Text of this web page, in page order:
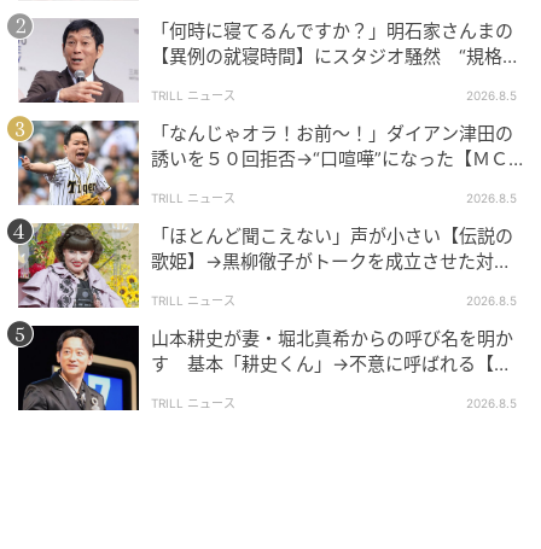
「何時に寝てるんですか？」明石家さんまの
【異例の就寝時間】にスタジオ騒然 “規格外
TRILL ニュース 2026.8.5
「なんじゃオラ！お前～！」ダイアン津田の
誘いを５０回拒否→“口喧嘩”になった【ＭＣ
TRILL ニュース 2026.8.5
「ほとんど聞こえない」声が小さい【伝説の
歌姫】→黒柳徹子がトークを成立させた対応
TRILL ニュース 2026.8.5
山本耕史が妻・堀北真希からの呼び名を明か
す 基本「耕史くん」→不意に呼ばれる【ユ
TRILL ニュース 2026.8.5